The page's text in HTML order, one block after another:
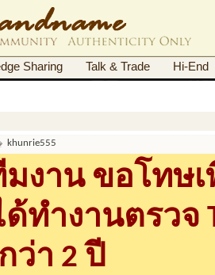
Sharing Talk & Trade Hi-End
khunrie555
มงาน ขอโทษ
ทำงานตรวจ
ว่า 2 ปี